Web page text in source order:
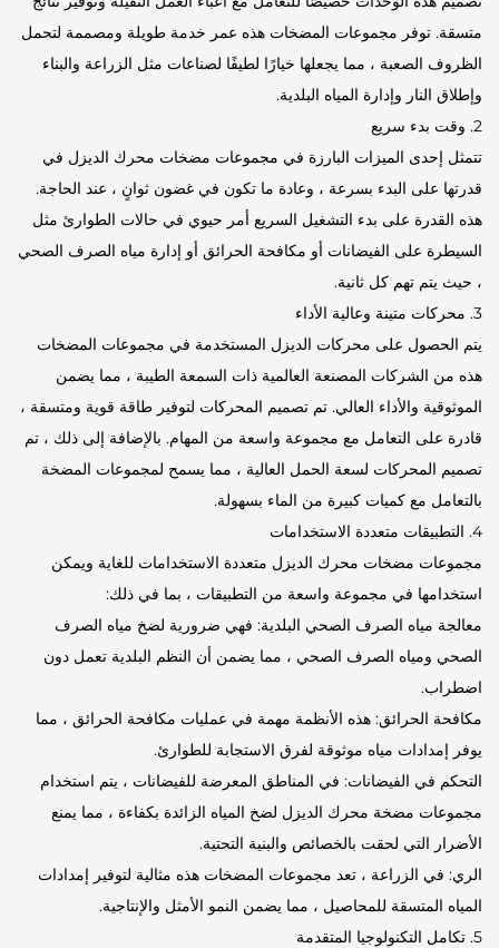
متسقة. توفر مجموعات المضخات هذه عمر خدمة طويلة ومصممة لتحمل
الظروف الصعبة ، مما يجعلها خيارًا لطيفًا لصناعات مثل الزراعة والبناء
وإطلاق النار وإدارة المياه البلدية.
2. وقت بدء سريع
تتمثل إحدى الميزات البارزة في مجموعات مضخات محرك الديزل في
قدرتها على البدء بسرعة ، وعادة ما تكون في غضون ثوانٍ ، عند الحاجة.
هذه القدرة على بدء التشغيل السريع أمر حيوي في حالات الطوارئ مثل
السيطرة على الفيضانات أو مكافحة الحرائق أو إدارة مياه الصرف الصحي
، حيث يتم تهم كل ثانية.
3. محركات متينة وعالية الأداء
يتم الحصول على محركات الديزل المستخدمة في مجموعات المضخات
هذه من الشركات المصنعة العالمية ذات السمعة الطيبة ، مما يضمن
الموثوقية والأداء العالي. تم تصميم المحركات لتوفير طاقة قوية ومتسقة ،
قادرة على التعامل مع مجموعة واسعة من المهام. بالإضافة إلى ذلك ، تم
تصميم المحركات لسعة الحمل العالية ، مما يسمح لمجموعات المضخة
بالتعامل مع كميات كبيرة من الماء بسهولة.
4. التطبيقات متعددة الاستخدامات
مجموعات مضخات محرك الديزل متعددة الاستخدامات للغاية ويمكن
استخدامها في مجموعة واسعة من التطبيقات ، بما في ذلك:
معالجة مياه الصرف الصحي البلدية: فهي ضرورية لضخ مياه الصرف
الصحي ومياه الصرف الصحي ، مما يضمن أن النظم البلدية تعمل دون
اضطراب.
مكافحة الحرائق: هذه الأنظمة مهمة في عمليات مكافحة الحرائق ، مما
يوفر إمدادات مياه موثوقة لفرق الاستجابة للطوارئ.
التحكم في الفيضانات: في المناطق المعرضة للفيضانات ، يتم استخدام
مجموعات مضخة محرك الديزل لضخ المياه الزائدة بكفاءة ، مما يمنع
الأضرار التي لحقت بالخصائص والبنية التحتية.
الري: في الزراعة ، تعد مجموعات المضخات هذه مثالية لتوفير إمدادات
المياه المتسقة للمحاصيل ، مما يضمن النمو الأمثل والإنتاجية.
5. تكامل التكنولوجيا المتقدمة